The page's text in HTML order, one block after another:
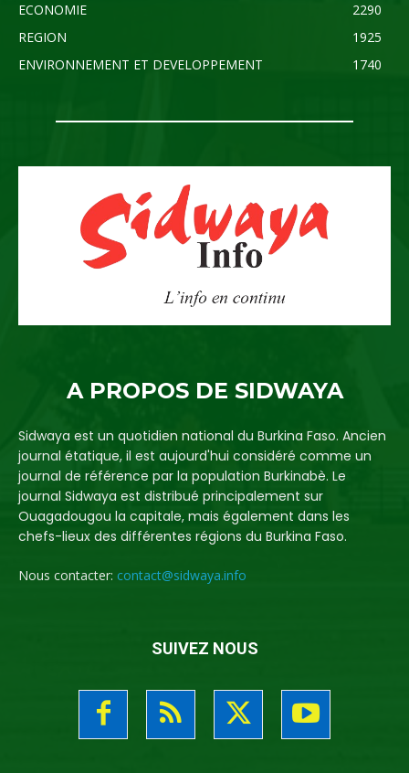
ECONOMIE
2290
REGION
1925
ENVIRONNEMENT ET DEVELOPPEMENT
1740
A PROPOS DE SIDWAYA
Sidwaya est un quotidien national du Burkina Faso. Ancien
journal étatique, il est aujourd'hui considéré comme un
journal de référence par la population Burkinabè. Le
journal Sidwaya est distribué principalement sur
Ouagadougou la capitale, mais également dans les
chefs-lieux des différentes régions du Burkina Faso.
Nous contacter: contact@sidwaya.info
SUIVEZ NOUS